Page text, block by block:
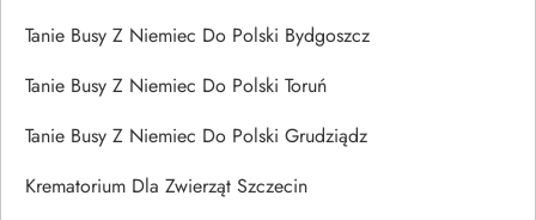
Tanie Busy Z Niemiec Do Polski Bydgoszcz
Tanie Busy Z Niemiec Do Polski Toruń
Tanie Busy Z Niemiec Do Polski Grudziądz
Krematorium Dla Zwierząt Szczecin